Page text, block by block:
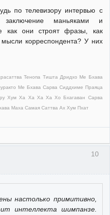
по телевизору интервью с
заключение маньяками и
как они строят фразы, как
корреспондента? У них
Тенопа Тишта Дридхо Ме Бхава
Ме Бхава Сарва Сиддхиме Праяца
Хум Ха Ха Ха Ха Хо Бхагаван Сарва
Маха Самая Саттва Ах Хум Пхат
10
настолько примитивно,
интеллекта шимпанзе.